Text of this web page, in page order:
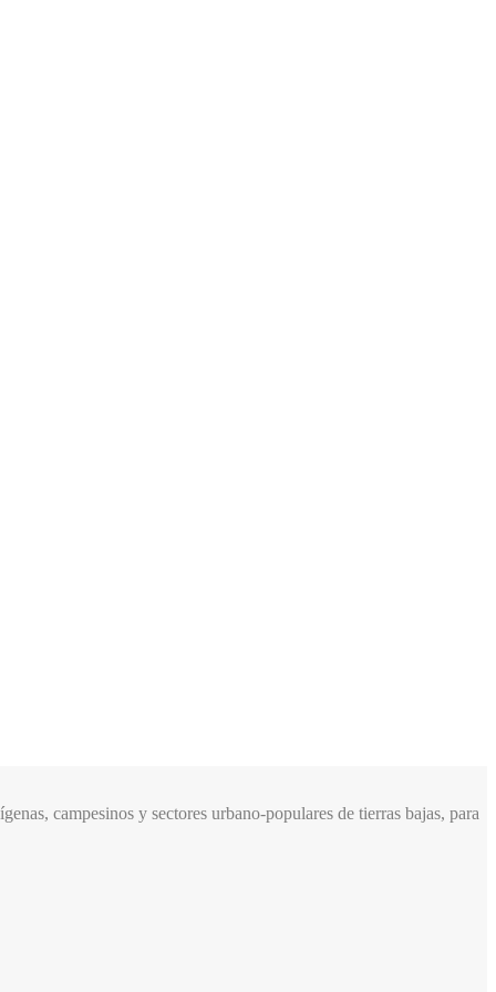
campesinos y sectores urbano-populares de tierras bajas, para